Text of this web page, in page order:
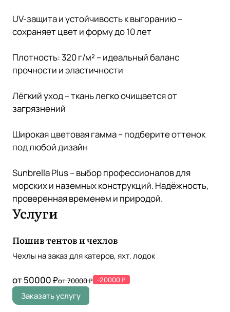
UV-защита и устойчивость к выгоранию –
сохраняет цвет и форму до 10 лет
Плотность: 320 г/м² – идеальный баланс
прочности и эластичности
Лёгкий уход – ткань легко очищается от
загрязнений
Широкая цветовая гамма – подберите оттенок
под любой дизайн
Sunbrella Plus – выбор профессионалов для
морских и наземных конструкций. Надёжность,
проверенная временем и природой.
Услуги
Пошив тентов и чехлов
Чехлы на заказ для катеров, яхт, лодок
от 50000 ₽от 70000 ₽ -20000 ₽
Заказать услугу